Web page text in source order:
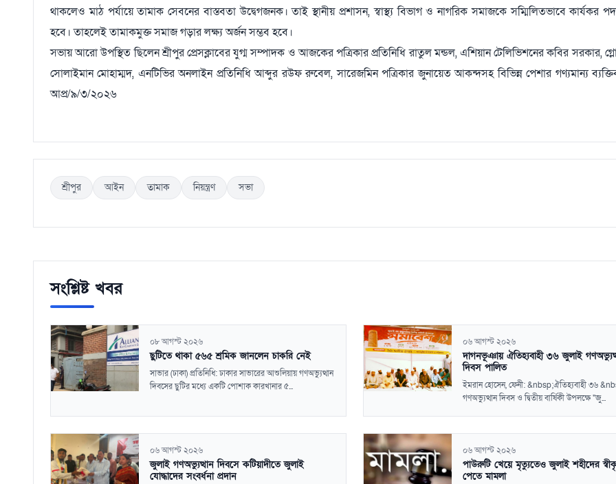
থাকলেও মাঠ পর্যায়ে তামাক সেবনের বাস্তবতা উদ্বেগজনক। তাই স্থানীয় প্রশাসন, স্বাস্থ্য বিভাগ ও নাগরিক সমাজকে সম্মিলিতভাবে কার্যকর
হবে। তাহলেই তামাকমুক্ত সমাজ গড়ার লক্ষ্য অর্জন সম্ভব হবে।
সভায় আরো উপস্থিত ছিলেন শ্রীপুর প্রেসক্লাবের যুগ্ম সম্পাদক ও আজকের পত্রিকার প্রতিনিধি রাতুল মন্ডল, এশিয়ান টেলিভিশনের কবির সরকার,
সোলাইমান মোহাম্মদ, এনটিভির অনলাইন প্রতিনিধি আব্দুর রউফ রুবেল, সারেজমিন পত্রিকার জুনায়েত আকন্দসহ বিভিন্ন পেশার গণ্যমান্য
আপ্র/৯/৩/২০২৬
শ্রীপুর আইন তামাক নিয়ন্ত্রণ সভা
সংশ্লিষ্ট খবর
০৮ আগস্ট ২০২৬
ছুটিতে থাকা ৫৬৫ শ্রমিক জানলেন চাকরি নেই
সাভার (ঢাকা) প্রতিনিধি: ঢাকার সাভারের আশুলিয়ায় গণঅভ্যুত্থান
দিবসের ছুটির মধ্যে একটি পোশাক কারখানার ৫...
০৬ আগস্ট ২০২৬
দাগনভূঞায় ঐতিহ্যবাহী ৩৬ জুলাই
দিবস পালিত
ইমরান হোসেন, ফেনী: &nbsp;ঐতিহ্যবাহী ৩৬
গণঅভ্যুত্থান দিবস ও দ্বিতীয় বার্ষিকী উপলক্ষে "জু...
০৬ আগস্ট ২০২৬
জুলাই গণঅভ্যুত্থান দিবসে কটিয়াদীতে জুলাই
যোদ্ধাদের সংবর্ধনা প্রদান
০৬ আগস্ট ২০২৬
পাউরুটি খেয়ে মৃত্যুতেও জুলাই শহীদের
পেতে মামলা